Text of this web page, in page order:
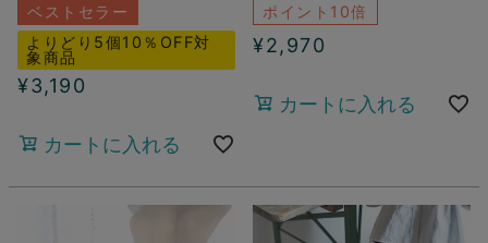
ベストセラー
よりどり5個10％OFF対
象商品
¥3,190
カートに入れる
ポイント10倍
¥2,970
カートに入れる